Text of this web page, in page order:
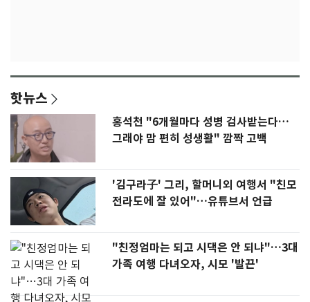
핫뉴스
홍석천 "6개월마다 성병 검사받는다…
그래야 맘 편히 성생활" 깜짝 고백
'김구라子' 그리, 할머니외 여행서 "친모
전라도에 잘 있어"…유튜브서 언급
"친정엄마는 되고 시댁은 안 되냐"…3대
가족 여행 다녀오자, 시모 '발끈'